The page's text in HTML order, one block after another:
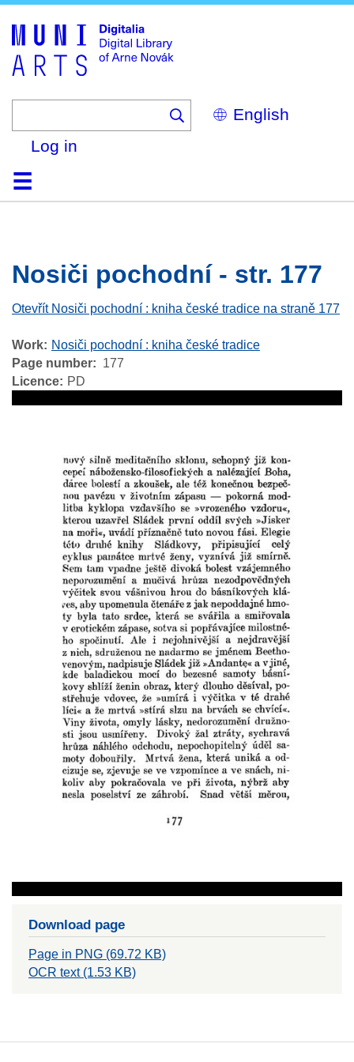
Select
your
Log in
HomeBrowse
Search
About
HelpContactDigitalia
Nosiči pochodní - str. 177
Otevřít Nosiči pochodní : kniha české tradice na straně 177
Work
Nosiči pochodní : kniha české tradice
Page number
177
Licence
PD
Download page
Page in PNG (69.72 KB)
OCR text (1.53 KB)